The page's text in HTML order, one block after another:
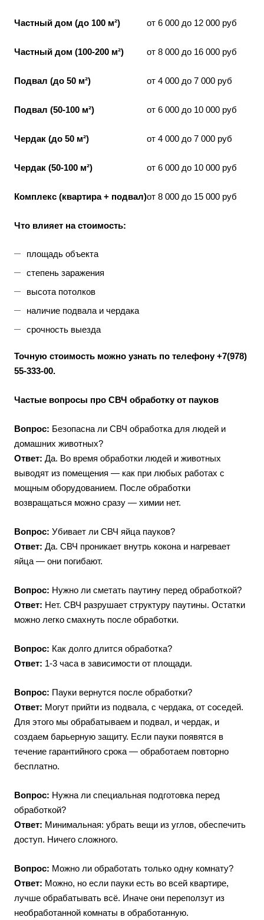
Частный дом (до 100 м²) от 6 000 до 12 000 руб
Частный дом (100-200 м²) от 8 000 до 16 000 руб
Подвал (до 50 м²) от 4 000 до 7 000 руб
Подвал (50-100 м²) от 6 000 до 10 000 руб
Чердак (до 50 м²) от 4 000 до 7 000 руб
Чердак (50-100 м²) от 6 000 до 10 000 руб
Комплекс (квартира + подвал)от 8 000 до 15 000 руб
Что влияет на стоимость:
площадь объекта
степень заражения
высота потолков
наличие подвала и чердака
срочность выезда
Точную стоимость можно узнать по телефону +7(978)
55-333-00.
Частые вопросы про СВЧ обработку от пауков
Вопрос: Безопасна ли СВЧ обработка для людей и
домашних животных?
Ответ: Да. Во время обработки людей и животных
выводят из помещения — как при любых работах с
мощным оборудованием. После обработки
возвращаться можно сразу — химии нет.
Вопрос: Убивает ли СВЧ яйца пауков?
Ответ: Да. СВЧ проникает внутрь кокона и нагревает
яйца — они погибают.
Вопрос: Нужно ли сметать паутину перед обработкой?
Ответ: Нет. СВЧ разрушает структуру паутины. Остатки
можно легко смахнуть после обработки.
Вопрос: Как долго длится обработка?
Ответ: 1-3 часа в зависимости от площади.
Вопрос: Пауки вернутся после обработки?
Ответ: Могут прийти из подвала, с чердака, от соседей.
Для этого мы обрабатываем и подвал, и чердак, и
создаем барьерную защиту. Если пауки появятся в
течение гарантийного срока — обработаем повторно
бесплатно.
Вопрос: Нужна ли специальная подготовка перед
обработкой?
Ответ: Минимальная: убрать вещи из углов, обеспечить
доступ. Ничего сложного.
Вопрос: Можно ли обработать только одну комнату?
Ответ: Можно, но если пауки есть во всей квартире,
лучше обрабатывать всё. Иначе они переползут из
необработанной комнаты в обработанную.